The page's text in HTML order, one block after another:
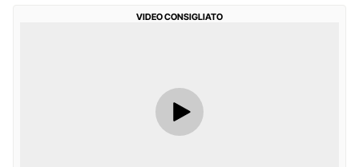
VIDEO CONSIGLIATO